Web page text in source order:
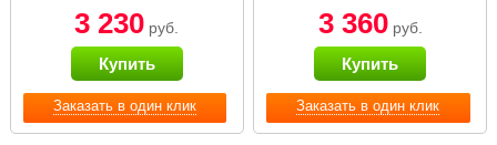
Заказать в один клик
3 230 руб.
Купить
Заказать в один клик
3 360руб.
Купить